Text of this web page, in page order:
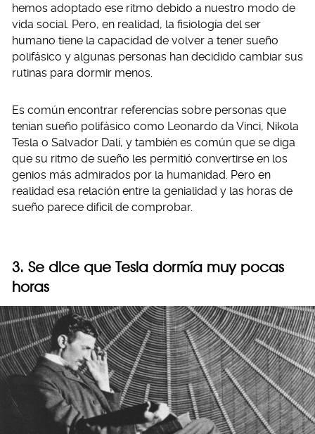
hemos adoptado ese ritmo debido a nuestro modo de
vida social. Pero, en realidad, la fisiología del ser
humano tiene la capacidad de volver a tener sueño
polifásico y algunas personas han decidido cambiar sus
rutinas para dormir menos.
Es común encontrar referencias sobre personas que
tenían sueño polifásico como Leonardo da Vinci, Nikola
Tesla o Salvador Dalí, y también es común que se diga
que su ritmo de sueño les permitió convertirse en los
genios más admirados por la humanidad. Pero en
realidad esa relación entre la genialidad y las horas de
sueño parece difícil de comprobar.
3. Se dice que Tesla dormía muy pocas
horas